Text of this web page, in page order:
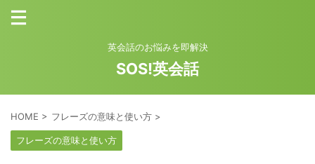
英会話のお悩みを即解決
SOS!英会話
HOME > フレーズの意味と使い方 >
フレーズの意味と使い方